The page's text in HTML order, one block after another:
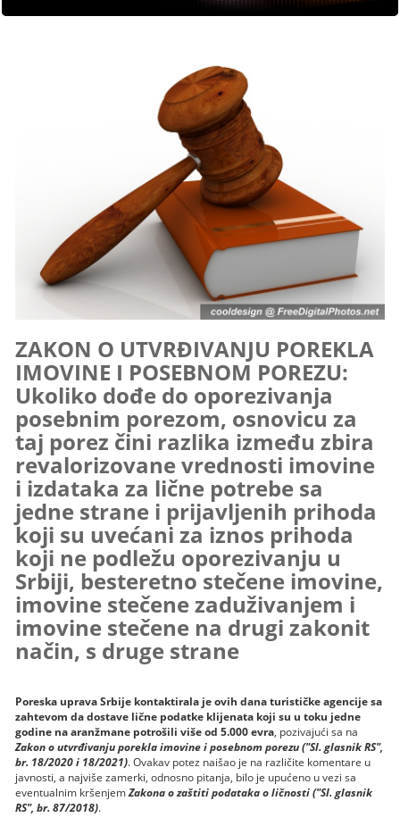
ZAKON O UTVRĐIVANJU POREKLA
IMOVINE I POSEBNOM POREZU:
Ukoliko dođe do oporezivanja
posebnim porezom, osnovicu za
taj porez čini razlika između zbira
revalorizovane vrednosti imovine
i izdataka za lične potrebe sa
jedne strane i prijavljenih prihoda
koji su uvećani za iznos prihoda
koji ne podležu oporezivanju u
Srbiji, besteretno stečene imovine,
imovine stečene zaduživanjem i
imovine stečene na drugi zakonit
način, s druge strane
Poreska uprava Srbije kontaktirala je ovih dana turističke agencije sa
zahtevom da dostave lične podatke klijenata koji su u toku jedne
godine na aranžmane potrošili više od 5.000 evra, pozivajući sa na
Zakon o utvrđivanju porekla imovine i posebnom porezu ("Sl. glasnik RS",
br. 18/2020 i 18/2021). Ovakav potez naišao je na različite komentare u
javnosti, a najviše zamerki, odnosno pitanja, bilo je upućeno u vezi sa
eventualnim kršenjemZakona o zaštiti podataka o ličnosti ("Sl. glasnik
RS", br. 87/2018).